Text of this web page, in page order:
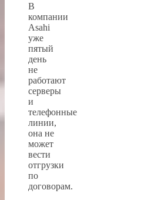
В
компании
Asahi
уже
пятый
день
не
работают
серверы
и
телефонные
линии,
она не
может
вести
отгрузки
по
договорам.